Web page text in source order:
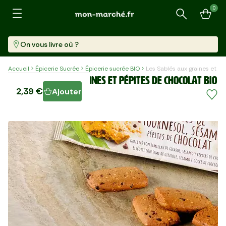
Recherche
0
On vous livre où ?
Accueil Épicerie Sucrée Épicerie sucrée BIO Les Sablés aux graines et
Les Sablés aux graines et pépites de chocolat BIO
2,39 € Ajouter